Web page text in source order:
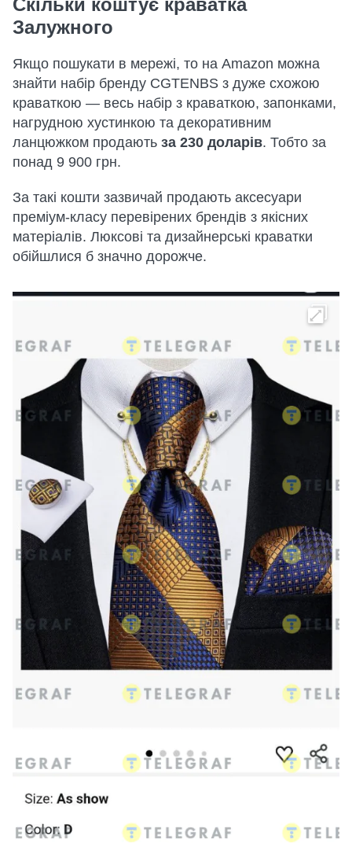
Залужного
Якщо пошукати в мережі, то на Amazon можна
знайти набір бренду CGTENBS з дуже схожою
краваткою — весь набір з краваткою, запонками,
нагрудною хустинкою та декоративним
ланцюжком продають за 230 доларів. Тобто за
понад 9 900 грн.
За такі кошти зазвичай продають аксесуари
преміум-класу перевірених брендів з якісних
матеріалів. Люксові та дизайнерські краватки
обійшлися б значно дорожче.